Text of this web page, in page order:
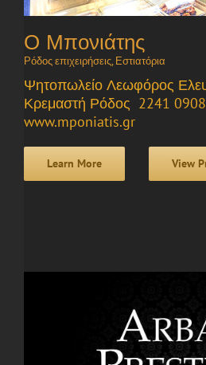
Ο Μπονιάτης
Ρόδος επιχειρήσεις,Εστιατόρια
Ψητοπωλείο Λεωφόρος
Κρεμαστή Ρόδος 2241
www.mponiatis.gr
Learn More View